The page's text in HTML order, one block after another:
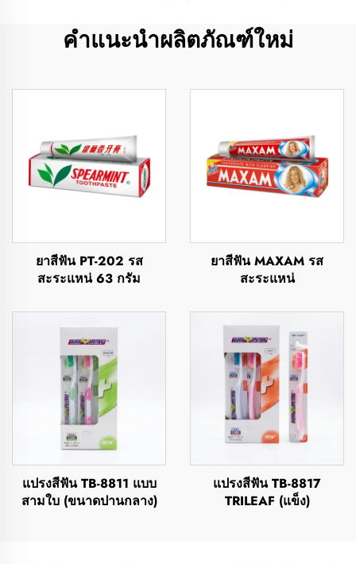
คำแนะนำผลิตภัณฑ์ใหม่
ยาสีฟัน PT-202 รส
สะระแหน่ 63 กรัม
ยาสีฟัน MAXAM รส
สะระแหน่
แปรงสีฟัน TB-8811 แบบ
สามใบ (ขนาดปานกลาง)
แปรงสีฟัน TB-8817
TRILEAF (แข็ง)